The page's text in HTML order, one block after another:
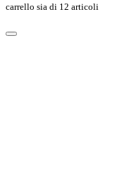
carrello sia di 12 articoli